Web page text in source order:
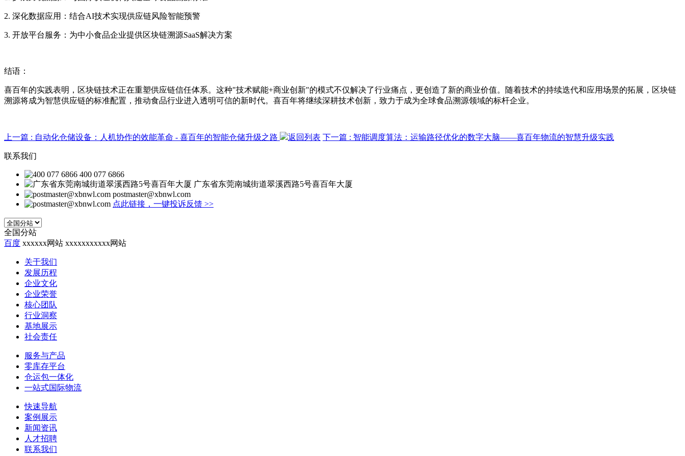
2. 深化数据应用：结合AI技术实现供应链风险智能预警
3. 开放平台服务：为中小食品企业提供区块链溯源SaaS解决方案
结语：
喜百年的实践表明，区块链技术正在重塑供应链信任体系。这种"技术赋能+商业创新"的模式不仅解决了行业痛点，更创造了新的商业价值。随着技术的持续迭代和应用场景的拓展，区块链
溯源将成为智慧供应链的标准配置，推动食品行业进入透明可信的新时代。喜百年将继续深耕技术创新，致力于成为全球食品溯源领域的标杆企业。
上一篇 : 自动化仓储设备：人机协作的效能革命 - 喜百年的智能仓储升级之路 返回列表 下一篇 : 智能调度算法：运输路径优化的数字大脑——喜百年物流的智慧升级实践
联系我们
400 077 6866
广东省东莞南城街道翠溪西路5号喜百年大厦
postmaster@xbnwl.com
点此链接，一键投诉反馈 >>
全国分站
百度 xxxxxx网站 xxxxxxxxxxx网站
关于我们
发展历程
企业文化
企业荣誉
核心团队
行业洞察
基地展示
社会责任
服务与产品
零库存平台
仓运包一体化
一站式国际物流
快速导航
案例展示
新闻资讯
人才招聘
联系我们